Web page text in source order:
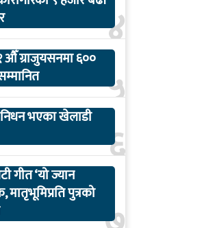
४
५
औँ ग्राजुयसनमा ६००
६
भएका खेलाडी
गीत ‘यो ज्यान
मातृभूमिप्रति पुत्रको